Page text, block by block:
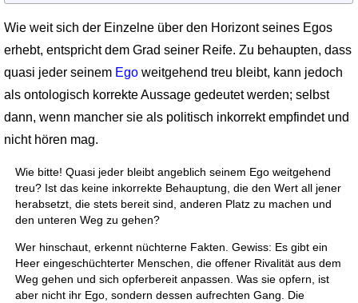
Wie weit sich der Einzelne über den Horizont seines Egos
erhebt, entspricht dem Grad seiner Reife. Zu behaupten, dass
quasi jeder seinem Egoweitgehend treu bleibt, kann jedoch
als ontologisch korrekte Aussage gedeutet werden; selbst
dann, wenn mancher sie als politisch inkorrekt empfindet und
nicht hören mag.
Wie bitte! Quasi jeder bleibt angeblich seinem Ego weitgehend
treu? Ist das keine inkorrekte Behauptung, die den Wert all jener
herabsetzt, die stets bereit sind, anderen Platz zu machen und
den unteren Weg zu gehen?
Wer hinschaut, erkennt nüchterne Fakten. Gewiss: Es gibt ein
Heer eingeschüchterter Menschen, die offener Rivalität aus dem
Weg gehen und sich opferbereit anpassen. Was sie opfern, ist
aber nicht ihr Ego, sondern dessen aufrechten Gang. Die